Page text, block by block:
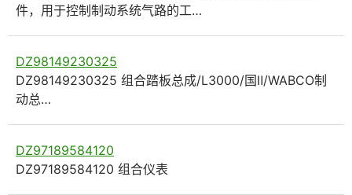
件，用于控制制动系统气路的工…
DZ98149230325
DZ98149230325 组合踏板总成/L3000/国Ⅱ/WABCO制
动总…
DZ97189584120
DZ97189584120 组合仪表